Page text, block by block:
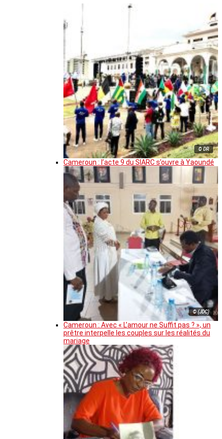
© DR
Cameroun : l’acte 9 du SIARC s’ouvre à Yaoundé
© (JDC)
Cameroun : Avec « L’amour ne Suffit pas ? », un
prêtre interpelle les couples sur les réalités du
mariage